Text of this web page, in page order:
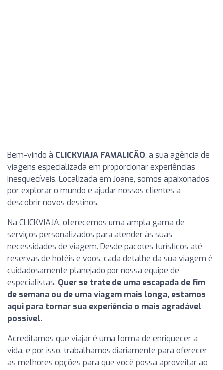
Bem-vindo à CLICKVIAJA FAMALICÃO, a sua agência de
viagens especializada em proporcionar experiências
inesquecíveis. Localizada em Joane, somos apaixonados
por explorar o mundo e ajudar nossos clientes a
descobrir novos destinos.
Na CLICKVIAJA, oferecemos uma ampla gama de
serviços personalizados para atender às suas
necessidades de viagem. Desde pacotes turísticos até
reservas de hotéis e voos, cada detalhe da sua viagem é
cuidadosamente planejado por nossa equipe de
especialistas. Quer se trate de uma escapada de fim
de semana ou de uma viagem mais longa, estamos
aqui para tornar sua experiência o mais agradável
possível.
Acreditamos que viajar é uma forma de enriquecer a
vida, e por isso, trabalhamos diariamente para oferecer
as melhores opções para que você possa aproveitar ao